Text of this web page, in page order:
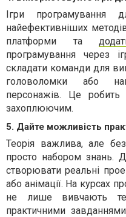
Ігри
найефективніших
платформи та
програмування через
складати команди для
головоломки або
персонажів. Це
захоплюючим.
5. Дайте можливість
Теорія важлива, але
просто набором знань.
створювати реальні
або анімації. На курсах
не лише вивчають
практичними